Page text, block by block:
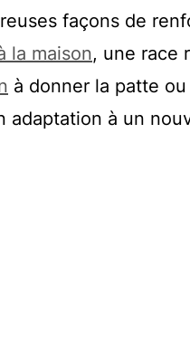
façons de
la maison, une race
à donner la patte ou
adaptation à un